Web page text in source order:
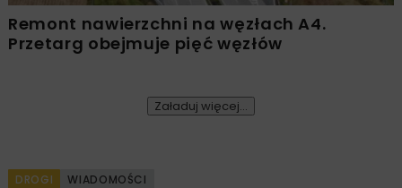
Remont nawierzchni na węzłach A4.
Przetarg obejmuje pięć węzłów
Załaduj więcej...
DROGI WIADOMOŚCI